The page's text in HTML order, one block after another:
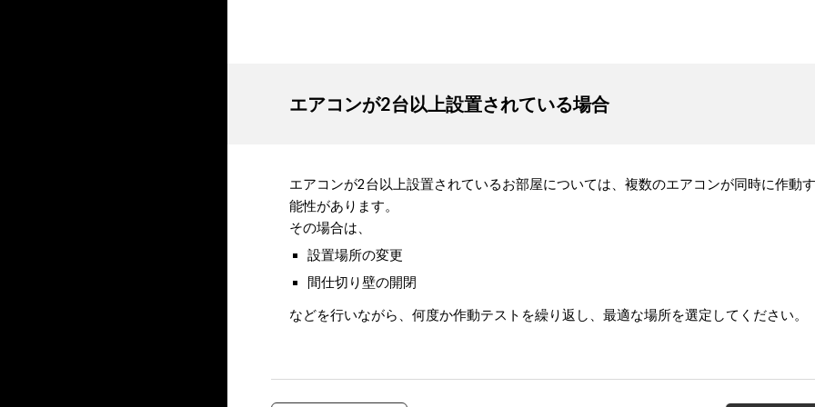
エアコンが2台以上設置されている場合
エアコンが2台以上設置されているお部屋については、複数のエアコンが同時に作動
能性があります。
その場合は、
設置場所の変更
間仕切り壁の開閉
などを行いながら、何度か作動テストを繰り返し、最適な場所を選定してください。